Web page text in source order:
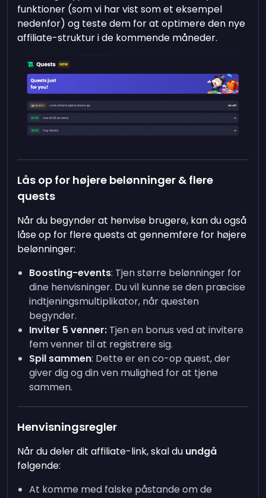
funktioner (som vi har vist som et eksempel
nedenfor) og teste dem for at optimere den nye
affiliate-struktur i de kommende måneder.
Lås op for højere belønninger & flere
quests
Når du begynder at henvise brugere, kan du også
låse op for flere quests at gennemføre for højere
belønninger:
Boosting-events: Tjen større belønninger for
dine henvisninger. Du vil kunne se den præcise
indtjeningsmultiplikator, når questen
begynder.
Inviter 5 venner: Tjen en bonus ved at invitere
fem venner til at registrere sig.
Spil sammen: Dette er en co-op quest, der
giver dig og din ven mulighed for at tjene
sammen.
Henvisningsregler
Når du deler dit affiliate-link, skal du undgå
følgende:
At komme med falske påstande om de